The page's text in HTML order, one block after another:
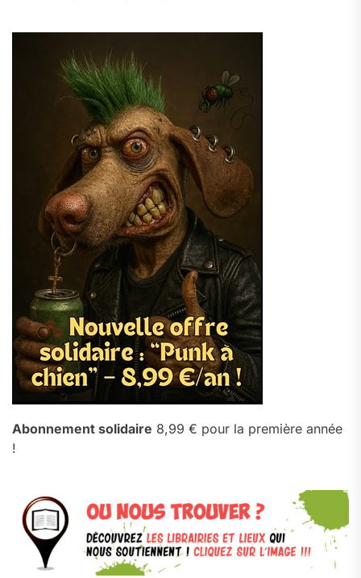
Abonnement solidaire 8,99 € pour la première année
!